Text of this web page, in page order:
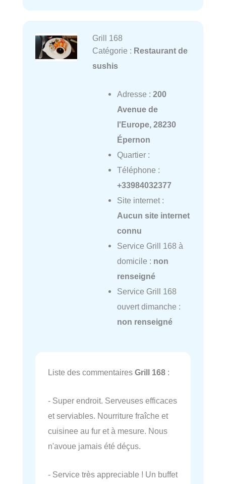
Grill 168
Catégorie : Restaurant de
sushis
Adresse : 200
Avenue de
l'Europe, 28230
Épernon
Quartier :
Téléphone :
+33984032377
Site internet :
Aucun site internet
connu
Service Grill 168 à
domicile : non
renseigné
Service Grill 168
ouvert dimanche :
non renseigné
Liste des commentaires Grill 168 :
- Super endroit. Serveuses efficaces
et serviables. Nourriture fraîche et
cuisinee au fur et à mesure. Nous
n'avoue jamais été déçus.
- Service très appreciable ! Un buffet